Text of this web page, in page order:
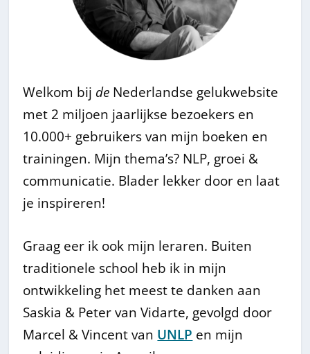
Welkom bij de Nederlandse gelukwebsite
met 2 miljoen jaarlijkse bezoekers en
10.000+ gebruikers van mijn boeken en
trainingen. Mijn thema’s? NLP, groei &
communicatie. Blader lekker door en laat
je inspireren!
Graag eer ik ook mijn leraren. Buiten
traditionele school heb ik in mijn
ontwikkeling het meest te danken aan
Saskia & Peter van Vidarte, gevolgd door
Marcel & Vincent van UNLP en mijn